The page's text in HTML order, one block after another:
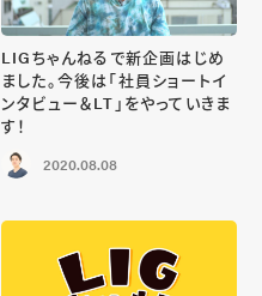
LIGちゃんねるで新企画はじめ
ました。今後は「社員ショートイ
ンタビュー＆LT」をやっていきま
す！
2020.08.08